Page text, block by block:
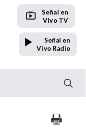
Señal en
Vivo TV
Señal en
Vivo Radio